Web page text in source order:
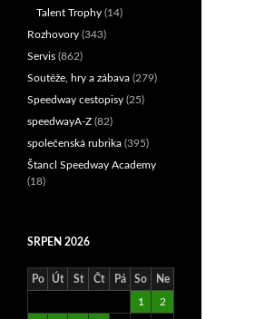
Talent Trophy (14)
Rozhovory (343)
Servis (862)
Soutěže, hry a zábava (279)
Speedway cestopisy (25)
speedwayA-Z (82)
společenská rubrika (395)
Štancl Speedway Academy
(18)
SRPEN 2026
Po Út St Čt Pá So Ne
1 2